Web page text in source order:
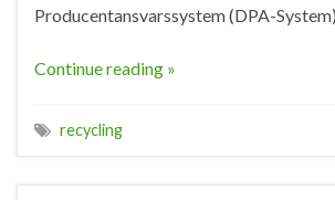
Producentansvarssystem (DPA-System)
Continue reading »
recycling